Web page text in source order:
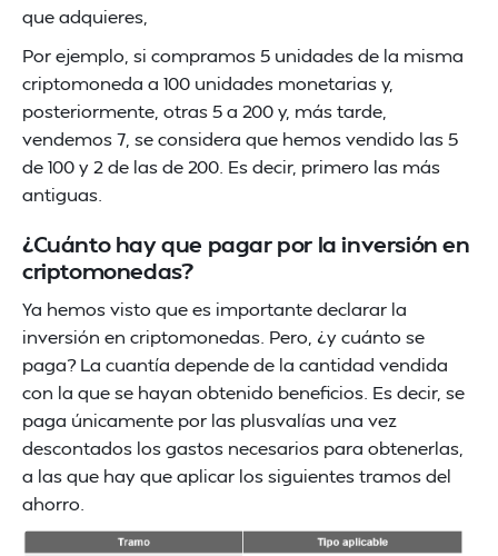
que adquieres,
Por ejemplo, si compramos 5 unidades de la misma
criptomoneda a 100 unidades monetarias y,
posteriormente, otras 5 a 200 y, más tarde,
vendemos 7, se considera que hemos vendido las 5
de 100 y 2 de las de 200. Es decir, primero las más
antiguas.
¿Cuánto hay que pagar por la inversión en
criptomonedas?
Ya hemos visto que es importante declarar la
inversión en criptomonedas. Pero, ¿y cuánto se
paga? La cuantía depende de la cantidad vendida
con la que se hayan obtenido beneficios. Es decir, se
paga únicamente por las plusvalías una vez
descontados los gastos necesarios para obtenerlas,
a las que hay que aplicar los siguientes tramos del
ahorro.